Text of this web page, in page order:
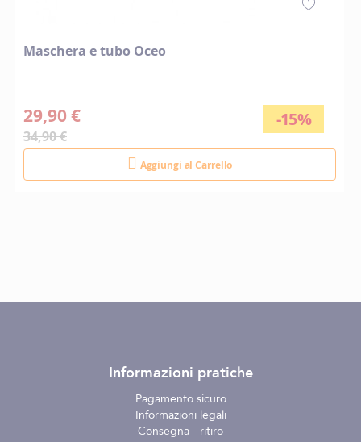
Maschera e tubo Oceo
-15%
29,90 €
34,90 €
Aggiungi al Carrello
Informazioni pratiche
Pagamento sicuro
Informazioni legali
Consegna - ritiro